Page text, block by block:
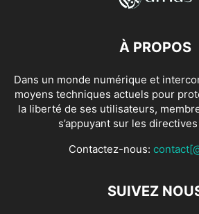
À PROPOS
Dans un monde numérique et
moyens techniques actuels pour
la liberté de ses utilisateurs,
s’appuyant sur les
Contactez-nous:
SUIVEZ